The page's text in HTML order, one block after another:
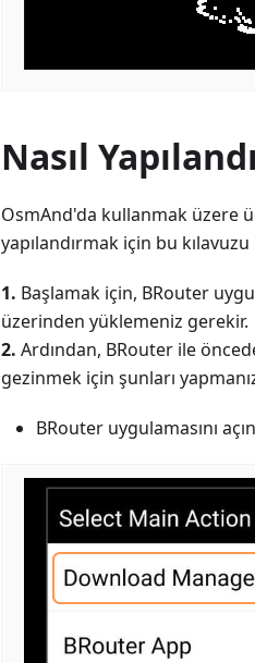
Nasıl
OsmAnd'da kullanmak üzere
yapılandırmak için bu
1. Başlamak için, BRouter
üzerinden yüklemeniz gerekir.
2. Ardından, BRouter ile
gezinmek için şunları
BRouter uygulamasını